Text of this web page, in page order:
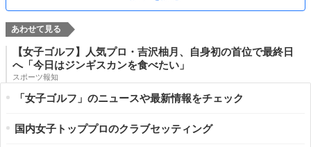
【女子ゴルフ】人気プロ・吉沢柚月、自身初の首位で最終日
へ「今日はジンギスカンを食べたい」
スポーツ報知
「女子ゴルフ」のニュースや最新情報をチェック
国内女子トッププロのクラブセッティング